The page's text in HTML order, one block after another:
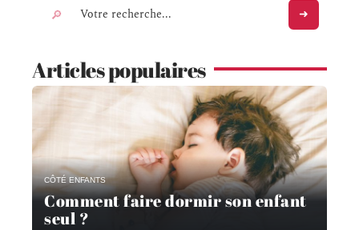
Articles populaires
CÔTÉ ENFANTS
Comment faire dormir son enfant
seul ?